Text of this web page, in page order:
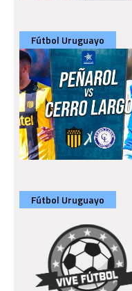
Fútbol Uruguayo
Fútbol Uruguayo